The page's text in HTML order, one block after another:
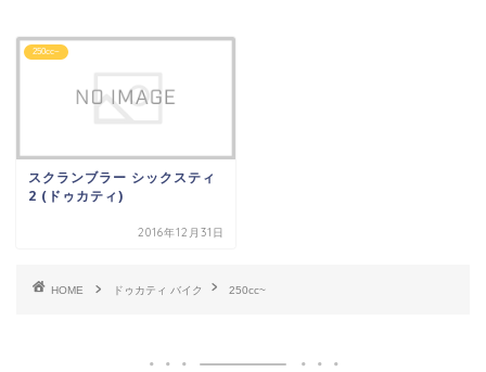
250cc~
スクランブラー シックスティ
2 (ドゥカティ)
2016年12月31日
HOME ドゥカティ バイク 250cc~